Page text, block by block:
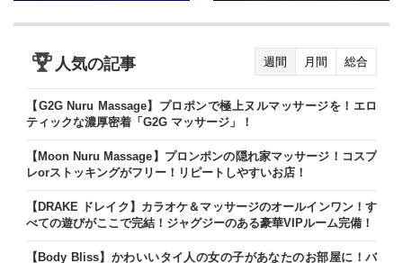
人気の記事 週間 月間 総合
【G2G Nuru Massage】プロポンで極上ヌルマッサージを！エロ
ティックな濃厚密着「G2G マッサージ」！
【Moon Nuru Massage】プロンポンの隠れ家マッサージ！コスプ
レorストッキングがフリー！リピートしやすいお店！
【DRAKE ドレイク】カラオケ＆マッサージのオールインワン！す
べての遊びがここで完結！ジャグジーのある豪華VIPルーム完備！
【Body Bliss】かわいいタイ人の女の子があなたのお部屋に！バ